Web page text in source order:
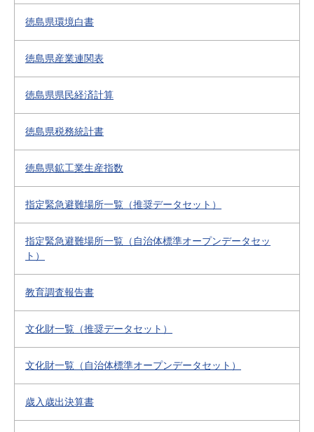
徳島県環境白書
徳島県産業連関表
徳島県県民経済計算
徳島県税務統計書
徳島県鉱工業生産指数
指定緊急避難場所一覧（推奨データセット）
指定緊急避難場所一覧（自治体標準オープンデータセッ
ト）
教育調査報告書
文化財一覧（推奨データセット）
文化財一覧（自治体標準オープンデータセット）
歳入歳出決算書